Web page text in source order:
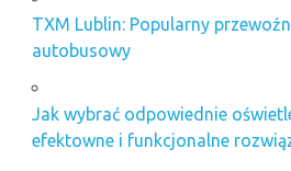
TXM Lublin: Popularny
autobusowy
Jak wybrać odpowiednie
efektowne i funkcjonalne